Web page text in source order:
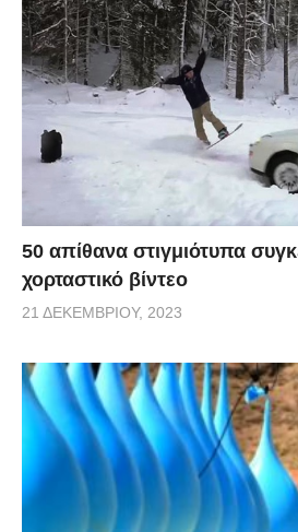
50 απίθανα στιγμιότυπα
χορταστικό βίντεο
21 ΔΕΚΕΜΒΡΊΟΥ, 2023